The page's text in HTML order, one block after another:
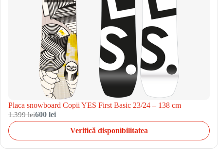
Placa snowboard Copii YES First Basic 23/24 – 138 cm
1.399 lei600 lei
Verifică disponibilitatea